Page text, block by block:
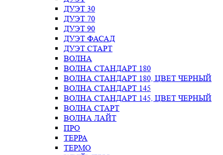
ДУЭТ 30
ДУЭТ 70
ДУЭТ 90
ДУЭТ ФАСАД
ДУЭТ СТАРТ
ВОЛНА
ВОЛНА СТАНДАРТ 180
ВОЛНА СТАНДАРТ 180, ЦВЕТ ЧЕРНЫЙ
ВОЛНА СТАНДАРТ 145
ВОЛНА СТАНДАРТ 145, ЦВЕТ ЧЕРНЫЙ
ВОЛНА СТАРТ
ВОЛНА ЛАЙТ
ПРО
ТЕРРА
ТЕРМО